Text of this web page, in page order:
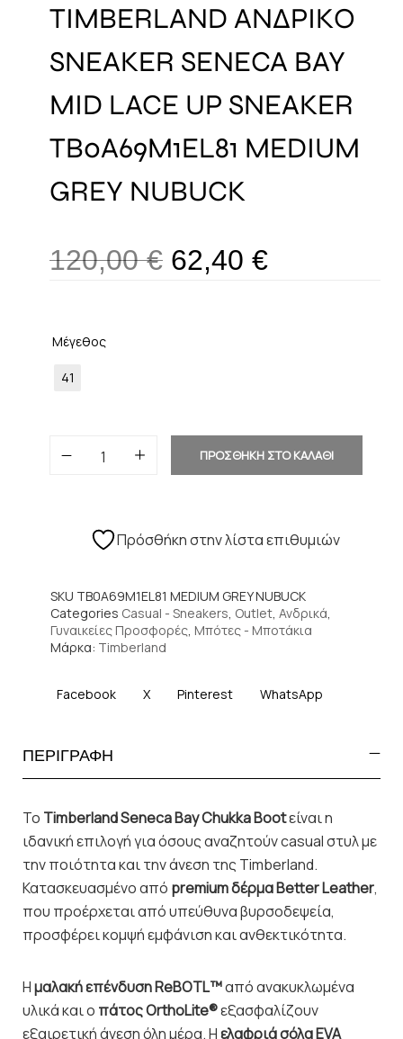
TIMBERLAND ΑΝΔΡΙΚΟ
SNEAKER SENECA BAY
MID LACE UP SNEAKER
TB0A69M1EL81 MEDIUM
GREY NUBUCK
120,00€ 62,40 €
Μέγεθος
41
ΠΡΟΣΘΗΚΗ ΣΤΟ ΚΑΛΑΘΙ
Πρόσθήκη στην λίστα επιθυμιών
SKU TB0A69M1EL81 MEDIUM GREY NUBUCK
Categories Casual - Sneakers, Outlet, Ανδρικά,
Γυναικείες Προσφορές, Μπότες - Μποτάκια
Μάρκα: Timberland
Facebook X Pinterest WhatsApp
ΠΕΡΙΓΡΑΦΗ
Το Timberland Seneca Bay Chukka Bootείναι η
ιδανική επιλογή για όσους αναζητούν casual στυλ με
την ποιότητα και την άνεση της Timberland.
Κατασκευασμένο από premium δέρμα Better Leather,
που προέρχεται από υπεύθυνα βυρσοδεψεία,
προσφέρει κομψή εμφάνιση και ανθεκτικότητα.
Ημαλακή επένδυση ReBOTL™από ανακυκλωμένα
υλικά και ο πάτος OrthoLite®εξασφαλίζουν
εξαιρετική άνεση όλη μέρα. Ηελαφριά σόλα EVA